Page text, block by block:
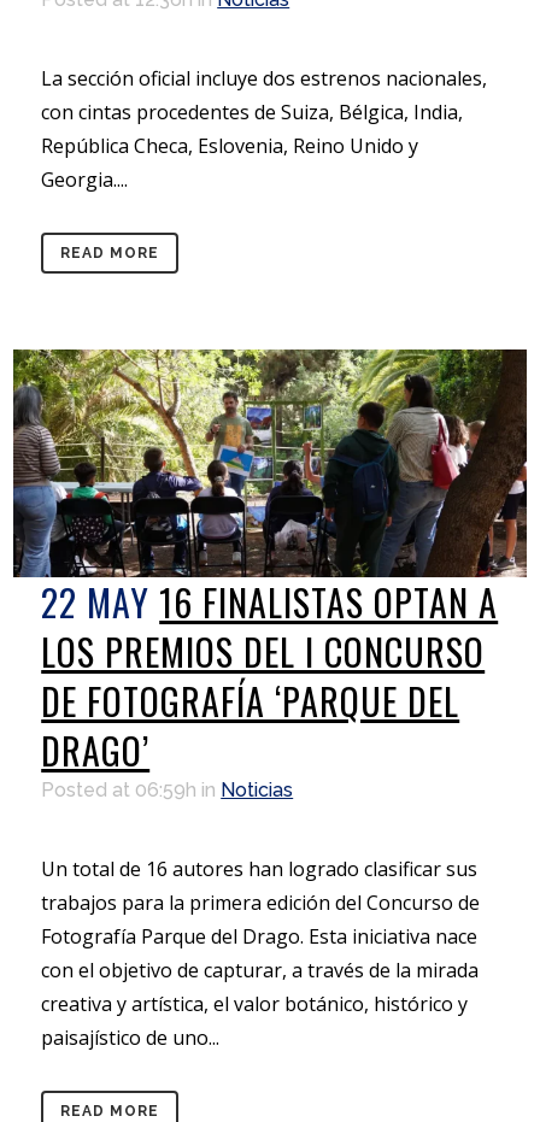
La sección oficial incluye dos estrenos nacionales,
con cintas procedentes de Suiza, Bélgica, India,
República Checa, Eslovenia, Reino Unido y
Georgia....
READ MORE
22 MAY 16 FINALISTAS OPTAN A
LOS PREMIOS DEL I CONCURSO
DE FOTOGRAFÍA ‘PARQUE DEL
DRAGO’
Posted at 06:59h in Noticias
Un total de 16 autores han logrado clasificar sus
trabajos para la primera edición del Concurso de
Fotografía Parque del Drago. Esta iniciativa nace
con el objetivo de capturar, a través de la mirada
creativa y artística, el valor botánico, histórico y
paisajístico de uno...
READ MORE